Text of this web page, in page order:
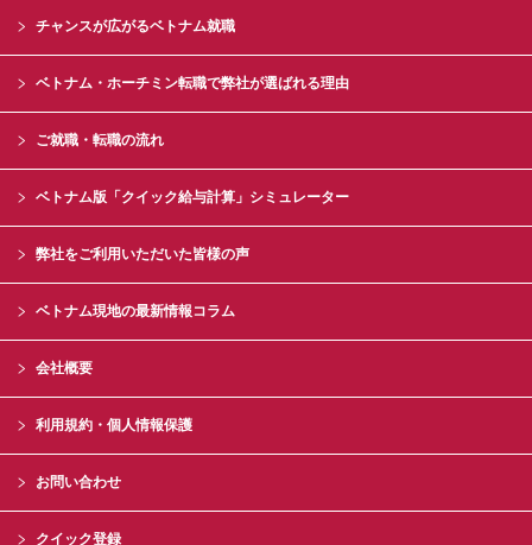
チャンスが広がるベトナム就職
ベトナム・ホーチミン転職で弊社が選ばれる理由
ご就職・転職の流れ
ベトナム版「クイック給与計算」シミュレーター
弊社をご利用いただいた皆様の声
ベトナム現地の最新情報コラム
会社概要
利用規約・個人情報保護
お問い合わせ
クイック登録